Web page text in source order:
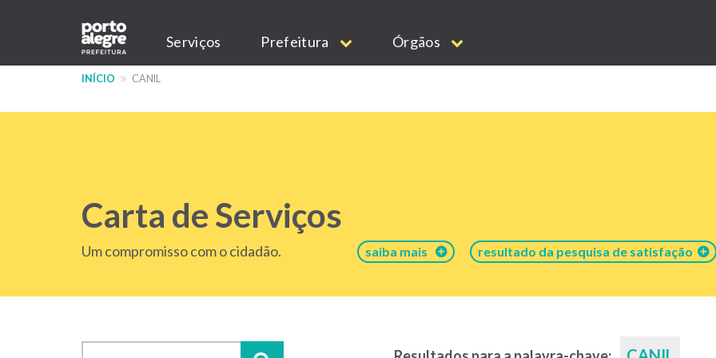
conteúdo
Main
navigation
Serviços Prefeitura Órgãos
INÍCIO CANIL
Carta de Serviços
Um compromisso com o cidadão. saiba mais resultado da pesquisa de satisfação